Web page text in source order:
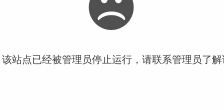
站点已经被管理员停止运行，请联系管理员了